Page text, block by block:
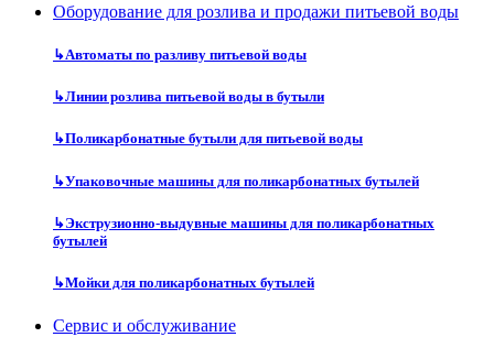
Оборудование для розлива и продажи питьевой воды
↳Автоматы по разливу питьевой воды
↳Линии розлива питьевой воды в бутыли
↳Поликарбонатные бутыли для питьевой воды
↳Упаковочные машины для поликарбонатных бутылей
↳Экструзионно-выдувные машины для поликарбонатных
бутылей
↳Мойки для поликарбонатных бутылей
Сервис и обслуживание